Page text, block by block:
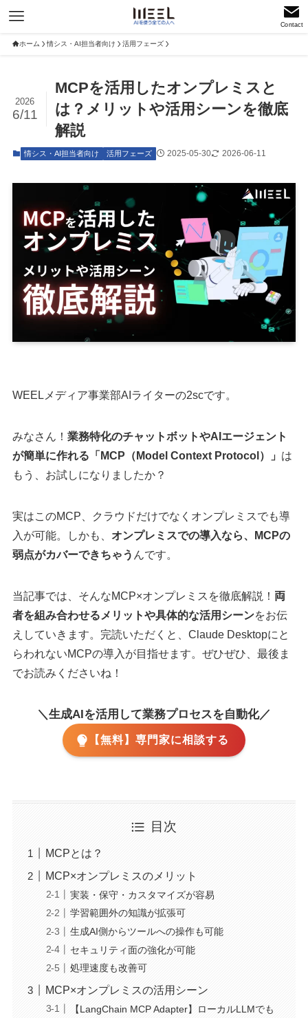
Contact
ホーム 情シス・AI担当者向け 活用フェーズ
MCPを活用したオンプレミスと
は？メリットや活用シーンを徹底
解説
2026
6/11
情シス・AI担当者向け 活用フェーズ 2025-05-30 2026-06-11
WEELメディア事業部AIライターの2scです。
みなさん！ 業務特化のチャットボットやAIエージェント
が簡単に作れる「MCP（Model Context Protocol）」 は
もう、お試しになりましたか？
実はこのMCP、クラウドだけでなくオンプレミスでも導
入が可能。しかも、 オンプレミスでの導入なら、MCPの
弱点がカバーできちゃう んです。
当記事では、そんなMCP×オンプレミスを徹底解説！ 両
者を組み合わせるメリットや具体的な活用シーンをお伝
えしていきます。完読いただくと、Claude Desktopにと
らわれないMCPの導入が目指せます。ぜひぜひ、最後ま
でお読みくださいね！
＼生成AIを活用して業務プロセスを自動化／
【無料】専門家に相談する
目次
MCPとは？
MCP×オンプレミスのメリット
実装・保守・カスタマイズが容易
学習範囲外の知識が拡張可
生成AI側からツールへの操作も可能
セキュリティ面の強化が可能
処理速度も改善可
MCP×オンプレミスの活用シーン
【LangChain MCP Adapter】ローカルLLMでも